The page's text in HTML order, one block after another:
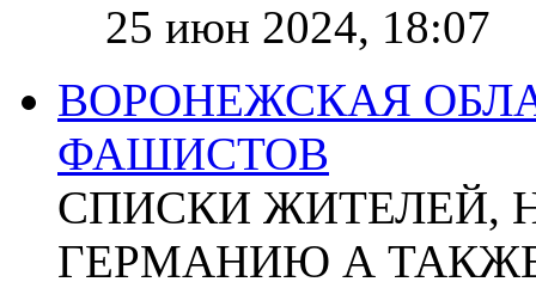
25 июн 2024, 18:07
ВОРОНЕЖСКАЯ
ФАШИСТОВ
СПИСКИ ЖИТЕЛЕЙ,
ГЕРМАНИЮ А